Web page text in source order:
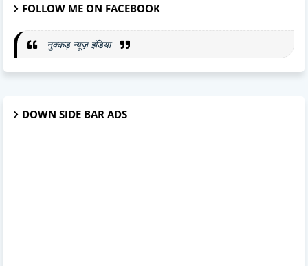
FOLLOW ME ON FACEBOOK
नुक्कड़ न्यूज़ इंडिया
DOWN SIDE BAR ADS